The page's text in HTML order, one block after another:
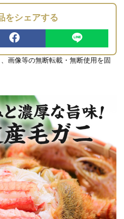
をシェアする
画像等の無断転載・無断使用を固